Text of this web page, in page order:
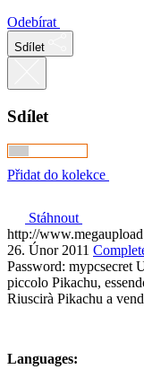
Odebírat
Sdílet
Sdílet
Přidat do kolekce
Stáhnout
http://
26. Únor 2011
Password: mypcsecret
piccolo Pikachu,
Riuscirà Pikachu a
Languages: